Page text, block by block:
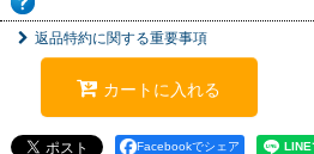
返品特約に関する重要事項
カートに入れる
Facebookでシェア